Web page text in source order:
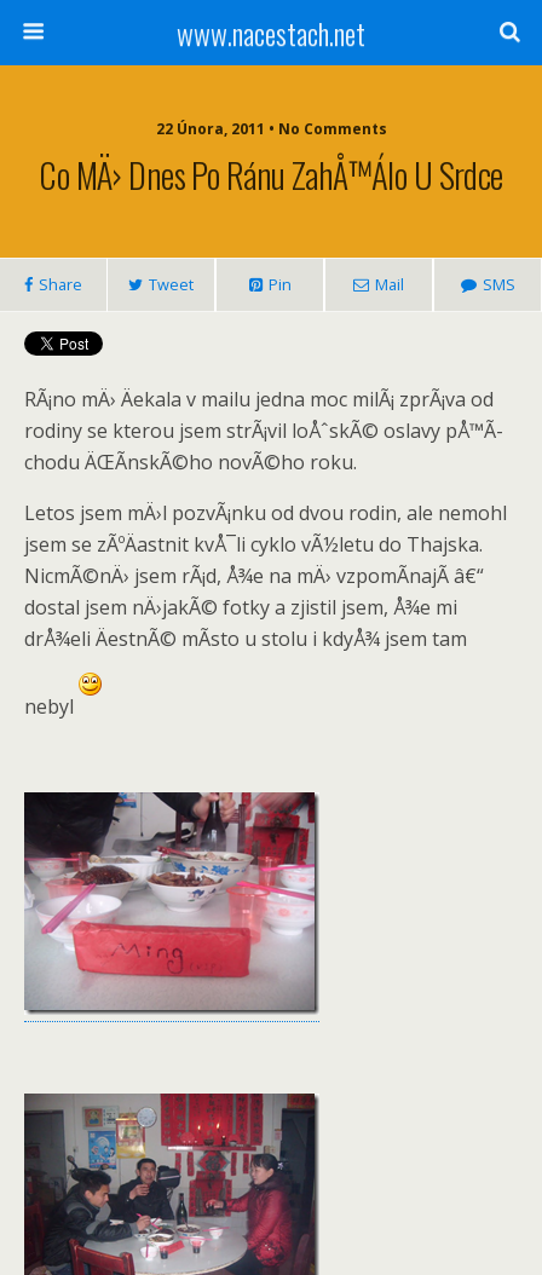
www.nacestach.net
22 Února, 2011 • No Comments
Co MÄ› Dnes Po Ránu ZahÅ™álo U Srdce
Share Tweet Pin Mail SMS
RÃ¡no mÄ› Äekala v mailu jedna moc milÃ¡ zprÃ¡va od
rodiny se kterou jsem strÃ¡vil loÅˆskÃ© oslavy pÅ™Ã­
chodu ÄŒÃ­nskÃ©ho novÃ©ho roku.
Letos jsem mÄ›l pozvÃ¡nku od dvou rodin, ale nemohl
jsem se zÃºÄastnit kvÅ¯li cyklo vÃ½letu do Thajska.
NicmÃ©nÄ› jsem rÃ¡d, Å¾e na mÄ› vzpomÃ­najÃ­ â€“
dostal jsem nÄ›jakÃ© fotky a zjistil jsem, Å¾e mi
drÅ¾eli ÄestnÃ© mÃ­sto u stolu i kdyÅ¾ jsem tam
nebyl